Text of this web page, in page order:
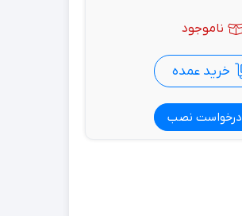
ناموجود
درخواست نصب